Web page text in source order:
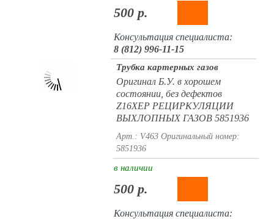
500 р.
Консультация специалиста:
8 (812) 996-11-15
Трубка картерных газов
Оригинал Б.У. в хорошем
состоянии, без дефектов
Z16XEP РЕЦИРКУЛЯЦИИ
ВЫХЛОПНЫХ ГАЗОВ 5851936
Арт.: V463 Оригинальный номер:
5851936
в наличии
500 р.
Консультация специалиста: